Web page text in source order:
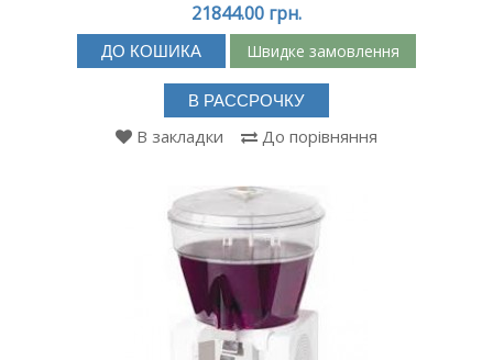
21844.00 грн.
ДО КОШИКА Швидке замовлення
В РАССРОЧКУ
В закладки До порівняння